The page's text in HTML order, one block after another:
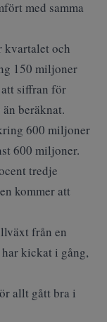
med samma
kvartalet och
150 miljoner
siffran för
beräknat.
600 miljoner
600 miljoner.
tredje
kommer att
från en
kickat i gång,
allt gått bra i